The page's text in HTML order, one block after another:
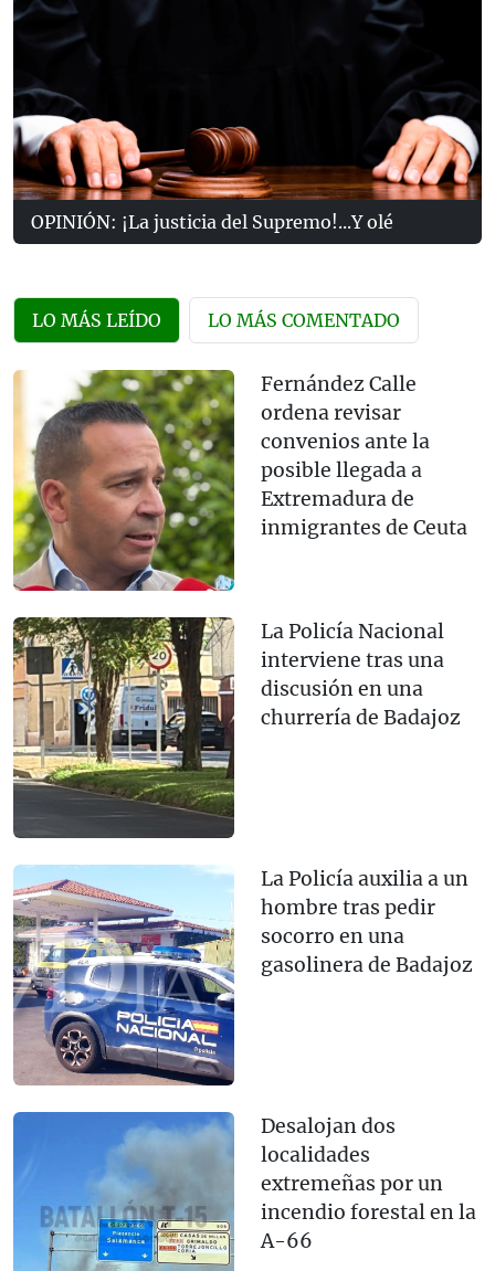
OPINIÓN: ¡La justicia del Supremo!...Y olé
LO MÁS LEÍDO LO MÁS COMENTADO
Fernández Calle
ordena revisar
convenios ante la
posible llegada a
Extremadura de
inmigrantes de Ceuta
La Policía Nacional
interviene tras una
discusión en una
churrería de Badajoz
La Policía auxilia a un
hombre tras pedir
socorro en una
gasolinera de Badajoz
Desalojan dos
localidades
extremeñas por un
incendio forestal en la
A-66